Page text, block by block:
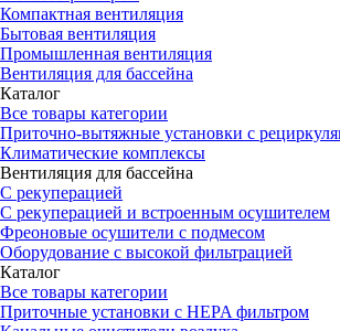
Компактная вентиляция
Бытовая вентиляция
Промышленная вентиляция
Вентиляция для бассейна
Каталог
Все товары категории
Приточно-вытяжные установки с
Климатические комплексы
Вентиляция для бассейна
С рекуперацией
С рекуперацией и встроенным осушителем
Фреоновые осушители с подмесом
Оборудование с высокой фильтрацией
Каталог
Все товары категории
Приточные установки c HEPA фильтром